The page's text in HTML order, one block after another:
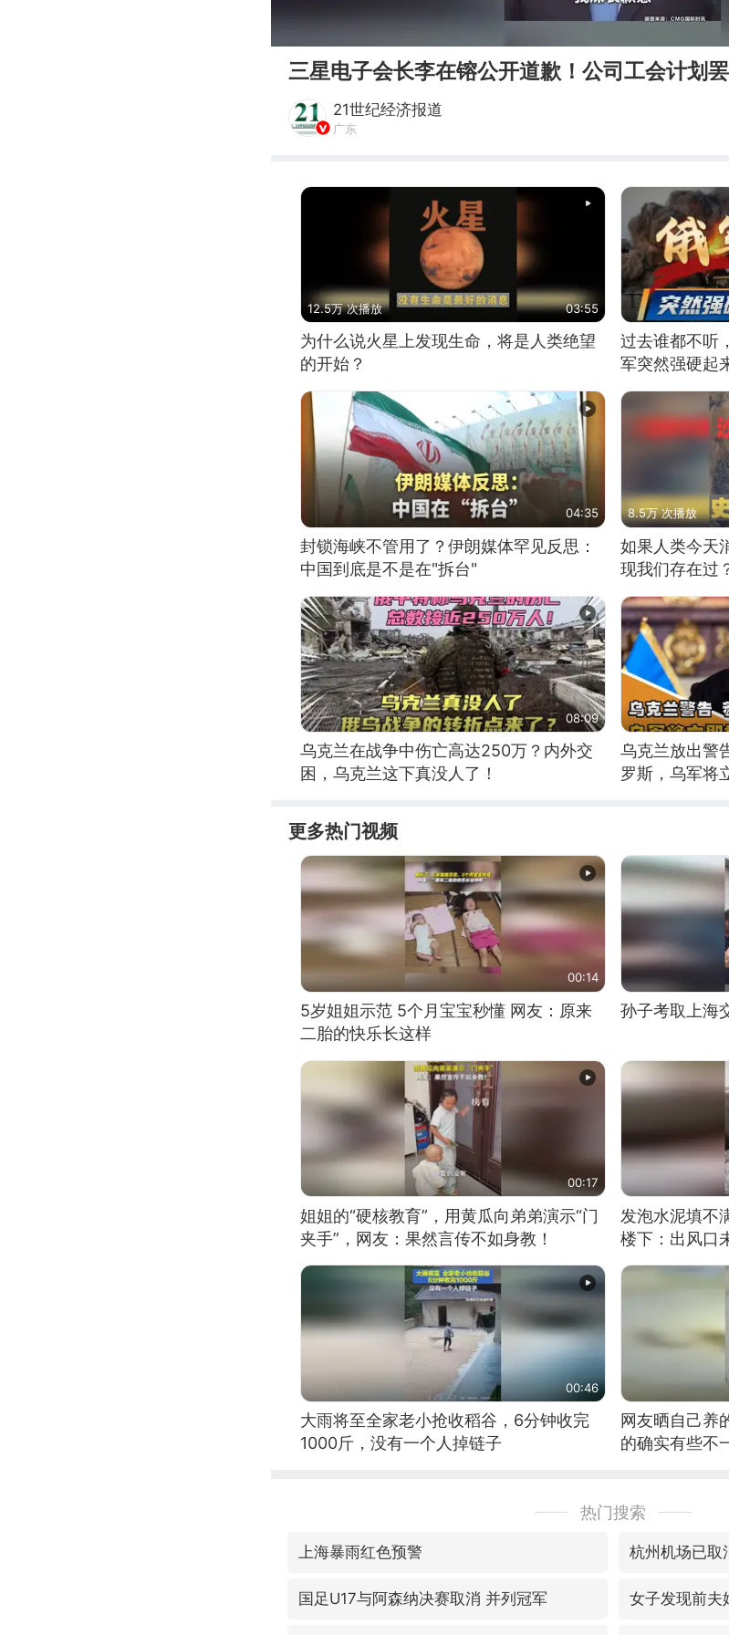
三星电子会长李在镕公开道歉！公司工会计划
21世纪经济报道
广东
12.5万 次播放 03:55
为什么说火星上发现生命，将是人类绝望
的开始？
过去谁都不听
军突然强硬起
04:35
封锁海峡不管用了？伊朗媒体罕见反思：
中国到底是不是在"拆台"
8.5万 次播放
如果人类今天
现我们存在过
08:09
乌克兰在战争中伤亡高达250万？内外交
困，乌克兰这下真没人了！
乌克兰放出警
罗斯，乌军将
更多热门视频
00:14
5岁姐姐示范 5个月宝宝秒懂 网友：原来
二胎的快乐长这样
孙子考取上海
00:17
姐姐的“硬核教育”，用黄瓜向弟弟演示“门
夹手”，网友：果然言传不如身教！
发泡水泥填不
楼下：出风口
00:46
大雨将至全家老小抢收稻谷，6分钟收完
1000斤，没有一个人掉链子
网友晒自己养
的确实有些不
热门搜索
上海暴雨红色预警 杭州机场已取
国足U17与阿森纳决赛取消 并列冠军 女子发现前夫